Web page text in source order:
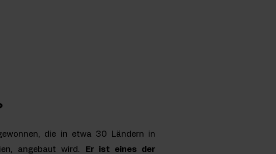
die in etwa 30 Ländern in
angebaut wird.
Er ist eines der